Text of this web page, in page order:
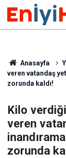
Anasayfa
veren vatandaş
zorunda kaldı!
Kilo
veren
zorunda